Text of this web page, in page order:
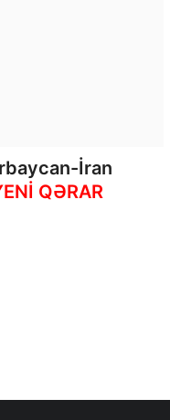
İran
QƏRAR